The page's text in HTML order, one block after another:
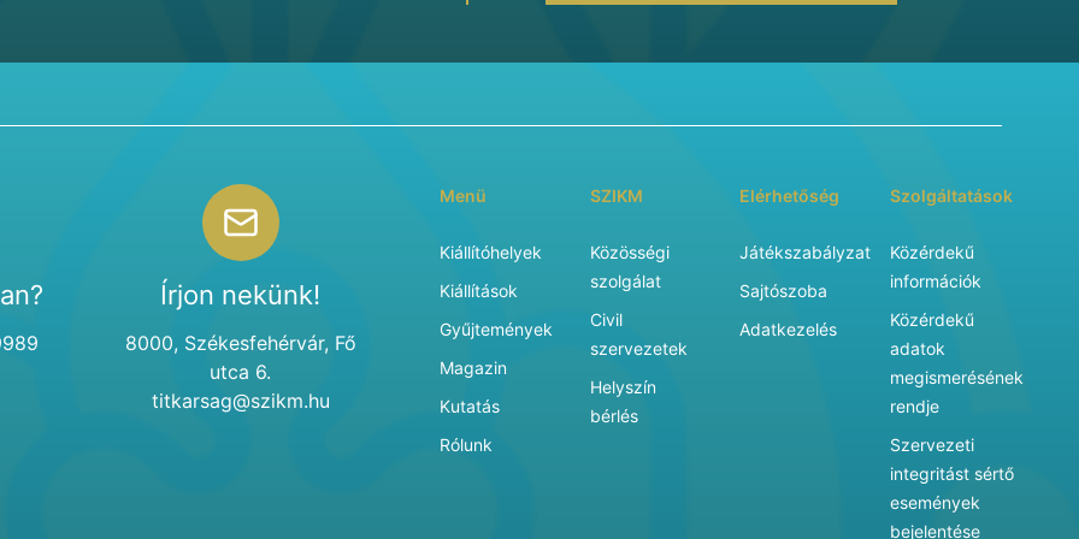
Írjon nekünk!
8000, Székesfehérvár, Fő
utca 6.
titkarsag@szikm.hu
Menü
Kiállítóhelyek
Kiállítások
Gyűjtemények
Magazin
Kutatás
Rólunk
SZIKM
Közösségi
szolgálat
Civil
szervezetek
Helyszín
bérlés
Elérhetőség
Játékszabályzat
Sajtószoba
Adatkezelés
Szolgáltatások
Közérdekű
információk
Közérdekű
adatok
megismerésének
rendje
Szervezeti
integritást sértő
események
bejelentése